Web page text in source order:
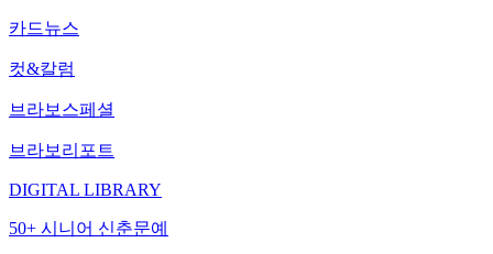
카드뉴스
컷&칼럼
브라보스페셜
브라보리포트
DIGITAL LIBRARY
50+ 시니어 신춘문예